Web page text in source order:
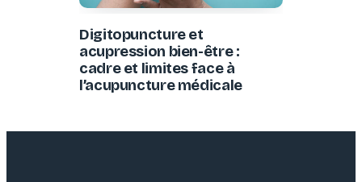
Digitopuncture et
acupression bien-être :
cadre et limites face à
l’acupuncture médicale